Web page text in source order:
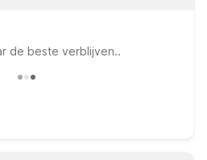
de beste verblijven..